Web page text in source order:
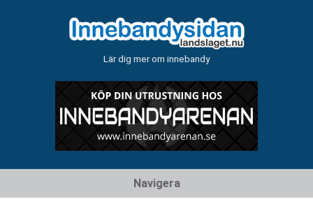
Lär dig mer om innebandy
Navigera